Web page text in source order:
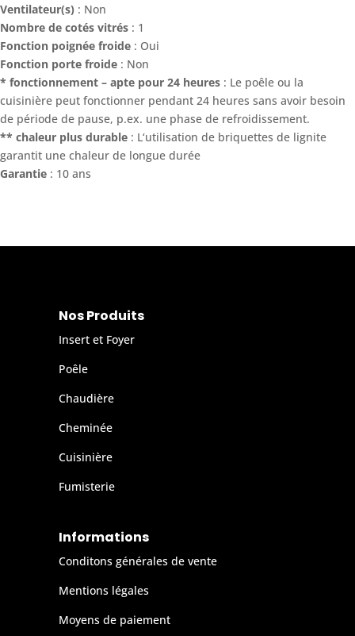
Ventilateur(s) : Non
Nombre de cotés vitrés : 1
Fonction poignée froide : Oui
Fonction porte froide : Non
* fonctionnement – apte pour 24 heures : Le poêle ou la
cuisinière peut fonctionner pendant 24 heures sans avoir besoin
de période de pause, p.ex. une phase de refroidissement.
** chaleur plus durable : L‘utilisation de briquettes de lignite
garantit une chaleur de longue durée
Garantie : 10 ans
Nos Produits
Insert et Foyer
Poêle
Chaudière
Cheminée
Cuisinière
Fumisterie
Informations
Conditons générales de vente
Mentions légales
Moyens de paiement